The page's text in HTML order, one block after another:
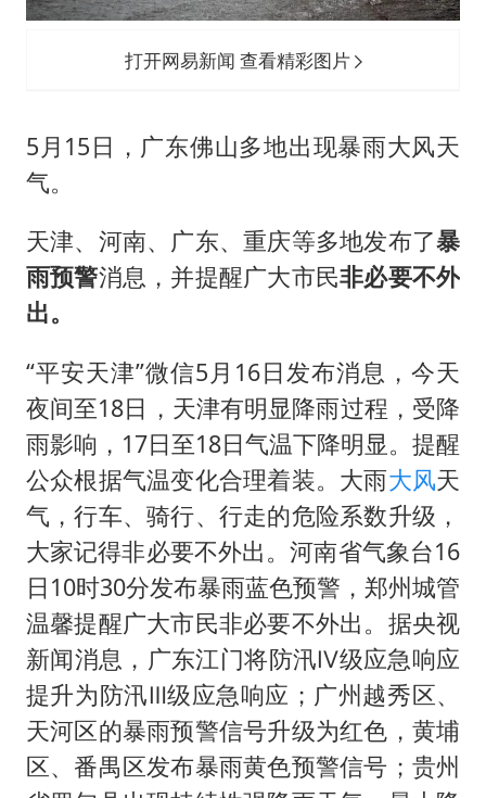
打开网易新闻 查看精彩图片
5月15日，广东佛山多地出现暴雨大风天
气。
天津、河南、广东、重庆等多地发布了暴
雨预警消息，并提醒广大市民非必要不外
出。
“平安天津”微信5月16日发布消息，今天
夜间至18日，天津有明显降雨过程，受降
雨影响，17日至18日气温下降明显。提醒
公众根据气温变化合理着装。大雨大风天
气，行车、骑行、行走的危险系数升级，
大家记得非必要不外出。河南省气象台16
日10时30分发布暴雨蓝色预警，郑州城管
温馨提醒广大市民非必要不外出。据央视
新闻消息，广东江门将防汛Ⅳ级应急响应
提升为防汛Ⅲ级应急响应；广州越秀区、
天河区的暴雨预警信号升级为红色，黄埔
区、番禺区发布暴雨黄色预警信号；贵州